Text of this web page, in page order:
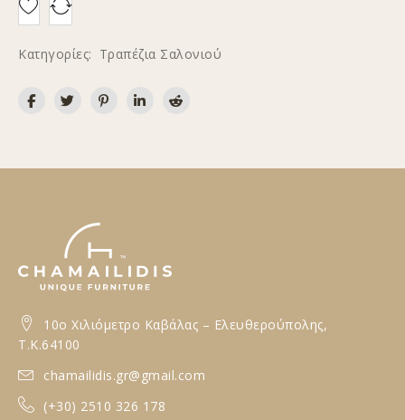
Κατηγορίες: Τραπέζια Σαλονιού
10ο Xιλιόμετρο Καβάλας – Ελευθερούπολης,
T.K.64100
chamailidis.gr@gmail.com
(+30) 2510 326 178